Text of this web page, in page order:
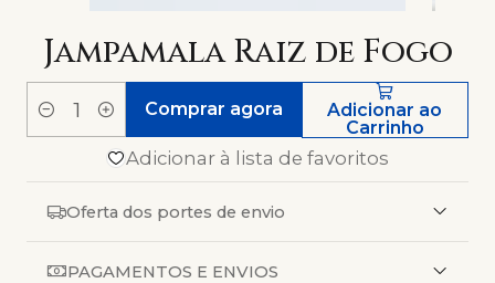
Jampamala Raiz de Fogo
Quantidade
Adicionar ao
Carrinho
Comprar agora
Adicionar à lista de favoritos
Oferta dos portes de envio
PAGAMENTOS E ENVIOS